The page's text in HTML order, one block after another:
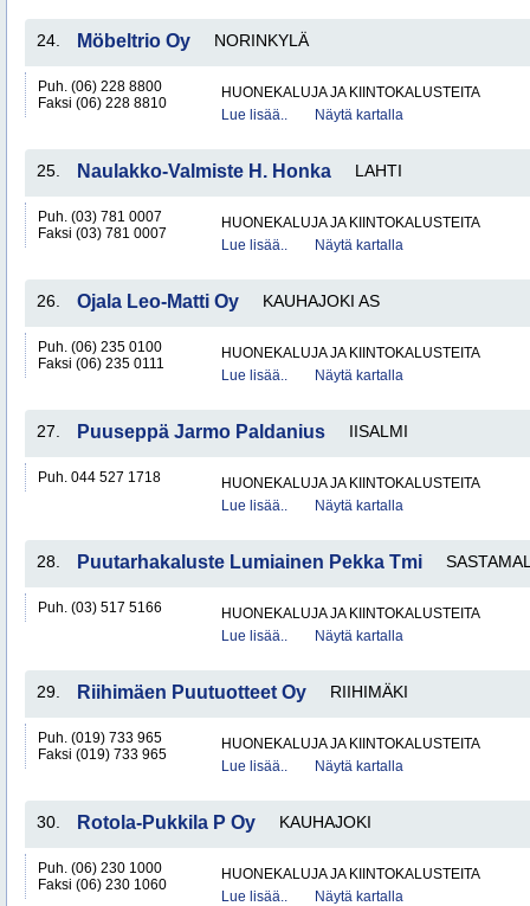
24. Möbeltrio Oy NORINKYLÄ
Puh. (06) 228 8800
Faksi (06) 228 8810
HUONEKALUJA JA KIINTOKALUSTEITA
Lue lisää..
Näytä kartalla
25. Naulakko-Valmiste H. Honka LAHTI
Puh. (03) 781 0007
Faksi (03) 781 0007
HUONEKALUJA JA KIINTOKALUSTEITA
Lue lisää..
Näytä kartalla
26. Ojala Leo-Matti Oy KAUHAJOKI AS
Puh. (06) 235 0100
Faksi (06) 235 0111
HUONEKALUJA JA KIINTOKALUSTEITA
Lue lisää..
Näytä kartalla
27. Puuseppä Jarmo Paldanius IISALMI
Puh. 044 527 1718
HUONEKALUJA JA KIINTOKALUSTEITA
Lue lisää..
Näytä kartalla
28. Puutarhakaluste Lumiainen Pekka Tmi
Puh. (03) 517 5166
HUONEKALUJA JA KIINTOKALUSTEITA
Lue lisää..
Näytä kartalla
29. Riihimäen Puutuotteet Oy RIIHIMÄKI
Puh. (019) 733 965
Faksi (019) 733 965
HUONEKALUJA JA KIINTOKALUSTEITA
Lue lisää..
Näytä kartalla
30. Rotola-Pukkila P Oy KAUHAJOKI
Puh. (06) 230 1000
Faksi (06) 230 1060
HUONEKALUJA JA KIINTOKALUSTEITA
Lue lisää..
Näytä kartalla